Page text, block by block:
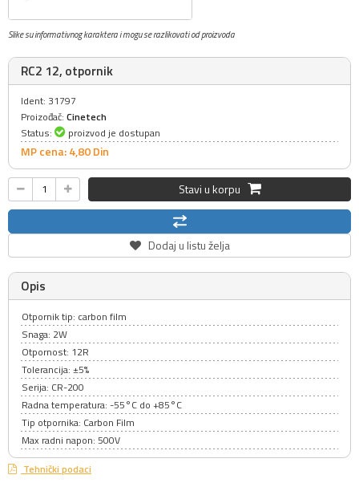
Slike su informativnog karaktera i mogu se razlikovati od proizvoda
RC2 12, otpornik
Ident: 31797
Proizođač: Cinetech
Status:
proizvod je dostupan
MP cena: 4,80Din
Stavi u korpu
Dodaj u listu želja
Opis
Otpornik tip: carbon film
Snaga: 2W
Otpornost: 12R
Tolerancija: ±5%
Serija: CR-200
Radna temperatura: -55°C do +85°C
Tip otpornika: Carbon Film
Max radni napon: 500V
Tehnički podaci